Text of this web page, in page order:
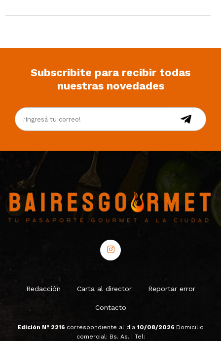
Subscribite para recibir todas
nuestras novedades
Redacción Carta al director Reportar error
Contacto
Edición Nº 2216 correspondiente al día 10/08/2026 Domicilio
comercial: Bs. As. | Tel: